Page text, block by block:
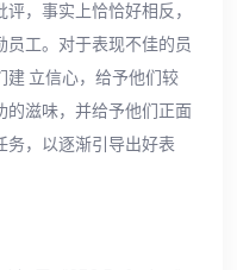
，事实上恰恰好相反，
员工。对于表现不佳的员
建 立信心，给予他们较
的滋味，并给予他们正面
务，以逐渐引导出好表